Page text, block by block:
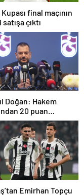
final maçının
çıktı
Doğan: Hakem
20 puan
Emirhan Topçu